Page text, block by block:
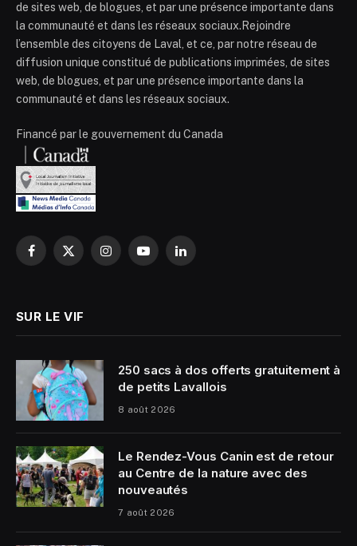
de sites web, de blogues, et par une présence importante dans
la communauté et dans les réseaux sociaux.Rejoindre
l’ensemble des citoyens de Laval, et ce, par notre réseau de
diffusion unique constitué de publications imprimées, de sites
web, de blogues, et par une présence importante dans la
communauté et dans les réseaux sociaux.
Financé par le gouvernement du Canada
Facebook
X
InstagramYouTubeLinkedIn
SUR LE VIF
250 sacs à dos offerts gratuitement à
de petits Lavallois
8 août 2026
Le Rendez-Vous Canin est de retour
au Centre de la nature avec des
nouveautés
7 août 2026